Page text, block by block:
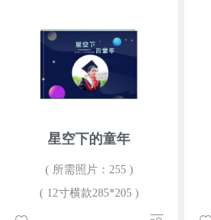
星空下的童年
( 所需照片：255 )
( 12寸横款285*205 )